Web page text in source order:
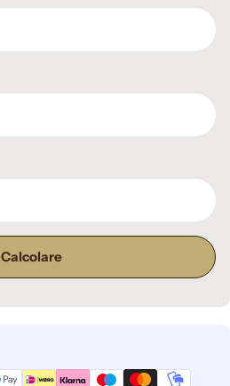
Calcolare